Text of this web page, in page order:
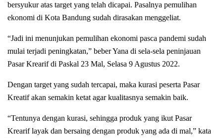
bersyukur atas target yang telah dicapai. Pasalnya pemulihan
ekonomi di Kota Bandung sudah dirasakan menggeliat.
“Jadi ini menunjukan pemulihan ekonomi pasca pandemi sudah
mulai terjadi peningkatan,” beber Yana di sela-sela peninjauan
Pasar Krearif di Paskal 23 Mal, Selasa 9 Agustus 2022.
Dengan target yang sudah tercapai, maka kurasi peserta Pasar
Kreatif akan semakin ketat agar kualitasnya semakin baik.
“Tentunya dengan kurasi, sehingga produk yang ikut Pasar
Krearif layak dan bersaing dengan produk yang ada di mal,” kata